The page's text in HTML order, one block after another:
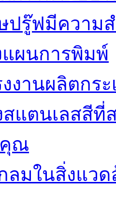
ปรู๊ฟมีความ
แผนการพิมพ์
งงานผลิตก
สแตนเลสสี
ณ
ลมในสิ่งแว